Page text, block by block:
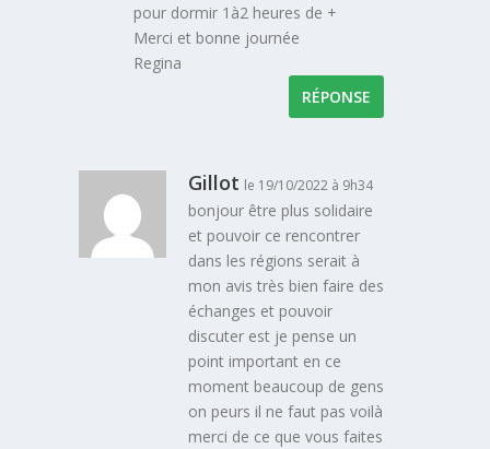
pour dormir 1à2 heures de +
Merci et bonne journée
Regina
RÉPONSE
Gillot le 19/10/2022 à 9h34
bonjour être plus solidaire
et pouvoir ce rencontrer
dans les régions serait à
mon avis très bien faire des
échanges et pouvoir
discuter est je pense un
point important en ce
moment beaucoup de gens
on peurs il ne faut pas voilà
merci de ce que vous faites